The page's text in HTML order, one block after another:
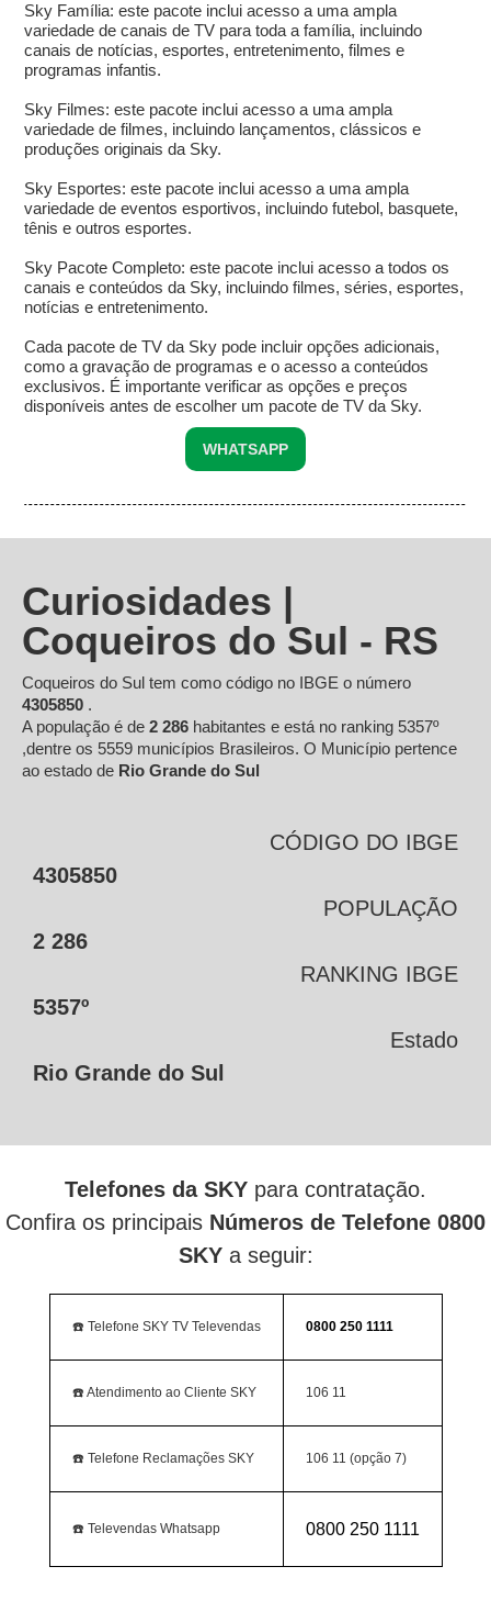
Sky Família: este pacote inclui acesso a uma ampla
variedade de canais de TV para toda a família, incluindo
canais de notícias, esportes, entretenimento, filmes e
programas infantis.
Sky Filmes: este pacote inclui acesso a uma ampla
variedade de filmes, incluindo lançamentos, clássicos e
produções originais da Sky.
Sky Esportes: este pacote inclui acesso a uma ampla
variedade de eventos esportivos, incluindo futebol, basquete,
tênis e outros esportes.
Sky Pacote Completo: este pacote inclui acesso a todos os
canais e conteúdos da Sky, incluindo filmes, séries, esportes,
notícias e entretenimento.
Cada pacote de TV da Sky pode incluir opções adicionais,
como a gravação de programas e o acesso a conteúdos
exclusivos. É importante verificar as opções e preços
disponíveis antes de escolher um pacote de TV da Sky.
WHATSAPP
Curiosidades |
Coqueiros do Sul - RS
Coqueiros do Sul tem como código no IBGE o número
4305850 .
A população é de 2 286 habitantes e está no ranking 5357º
,dentre os 5559 municípios Brasileiros. O Município pertence
ao estado de Rio Grande do Sul
CÓDIGO DO IBGE
4305850
POPULAÇÃO
2 286
RANKING IBGE
5357º
Estado
Rio Grande do Sul
Telefones da SKY para contratação.
Confira os principais Números de Telefone 0800
SKYa seguir:
☎️ Telefone SKY TV Televendas 0800 250 1111
☎️ Atendimento ao Cliente SKY 106 11
☎️ Telefone Reclamações SKY 106 11 (opção 7)
☎️ Televendas Whatsapp 0800 250 1111